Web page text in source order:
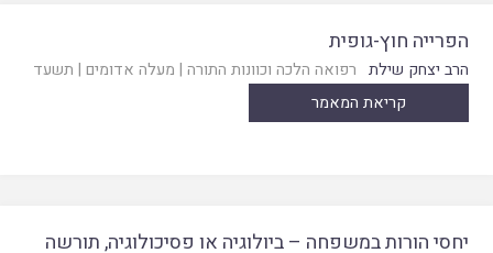
הפרייה חוץ-גופית
הרב יצחק שילת רפואה הלכה וכוונות התורה | מעלה אדומים | תשעד
קריאת המאמר
יחסי הורות במשפחה – ביולוגיה או פסיכולוגיה, תורשה